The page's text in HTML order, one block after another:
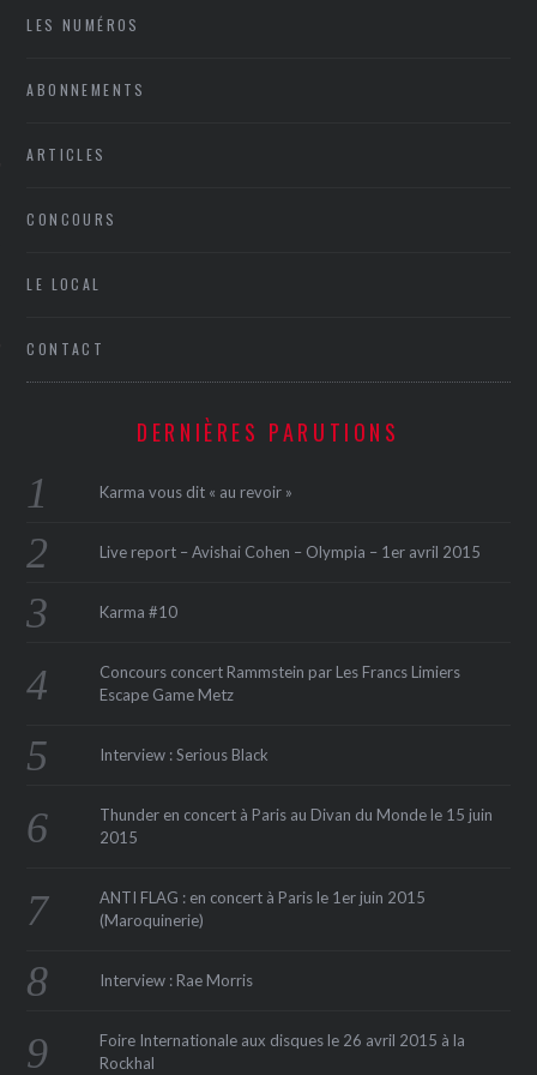
LES NUMÉROS
ABONNEMENTS
ARTICLES
CONCOURS
LE LOCAL
CONTACT
DERNIÈRES PARUTIONS
Karma vous dit « au revoir »
Live report – Avishai Cohen – Olympia – 1er avril 2015
Karma #10
Concours concert Rammstein par Les Francs Limiers
Escape Game Metz
Interview : Serious Black
Thunder en concert à Paris au Divan du Monde le 15 juin
2015
ANTI FLAG : en concert à Paris le 1er juin 2015
(Maroquinerie‏)
Interview : Rae Morris
Foire Internationale aux disques le 26 avril 2015 à la
Rockhal